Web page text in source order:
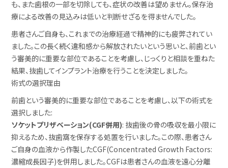
も、また歯根の一部を切除しても、症状の改善は望めません。保存治
療による改善の見込みは低いと判断せざるを得ませんでした。
患者さんご自身も、これまでの治療経過で精神的にも疲弊されてい
ました。この長く続く違和感から解放されたいという思いと、前歯とい
う審美的に重要な部位であることを考慮し、じっくりと相談を重ねた
結果、抜歯してインプラント治療を行うことを決定しました。
術式の選択理由
前歯という審美的に重要な部位であることを考慮し、以下の術式を
選択しました:
ソケットプリザベーション(CGF併用): 抜歯後の骨の吸収を最小限に
抑えるため、抜歯窩を保存する処置を行いました。この際、患者さん
ご自身の血液から作製したCGF(Concentrated Growth Factors:
濃縮成長因子)を併用しました。CGFは患者さんの血液を遠心分離